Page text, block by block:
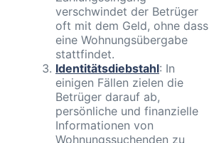
verschwindet der Betrüger
oft mit dem Geld, ohne dass
eine Wohnungsübergabe
stattfindet.
Identitätsdiebstahl: In
einigen Fällen zielen die
Betrüger darauf ab,
persönliche und finanzielle
Informationen von
Wohnungssuchenden zu